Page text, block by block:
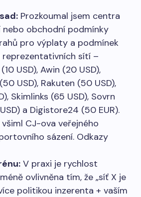
Prozkoumal jsem centra
obchodní podmínky
pro výplaty a podmínek
sítí –
USD), Awin (20 USD),
USD), Rakuten (50 USD),
Skimlinks (65 USD), Sovrn
a Digistore24 (50 EUR).
všiml CJ-ova veřejného
sázení. Odkazy
V praxi je rychlost
ovlivněna tím, že „síť X je
politikou inzerenta + vaším